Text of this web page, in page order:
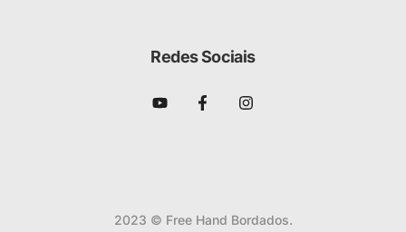
Redes Sociais
2023 © Free Hand Bordados.